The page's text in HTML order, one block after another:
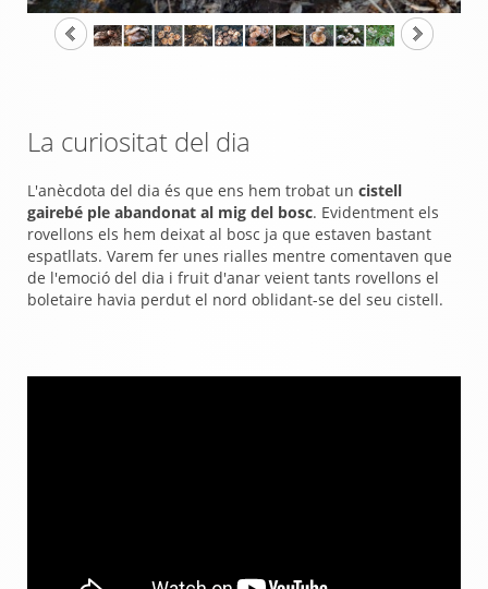
La curiositat del dia
L'anècdota del dia és que ens hem trobat un cistell
gairebé ple abandonat al mig del bosc. Evidentment els
rovellons els hem deixat al bosc ja que estaven bastant
espatllats. Varem fer unes rialles mentre comentaven que
de l'emoció del dia i fruit d'anar veient tants rovellons el
boletaire havia perdut el nord oblidant-se del seu cistell.